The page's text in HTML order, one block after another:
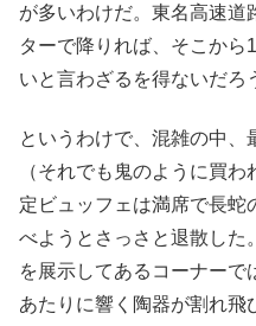
が多いわけだ。東名高速道
ターで降りれば、そこから
いと言わざるを得ないだろ
というわけで、混雑の中
（それでも鬼のように買
定ビュッフェは満席で長蛇
べようとさっさと退散した
を展示してあるコーナーで
あたりに響く陶器が割れ飛